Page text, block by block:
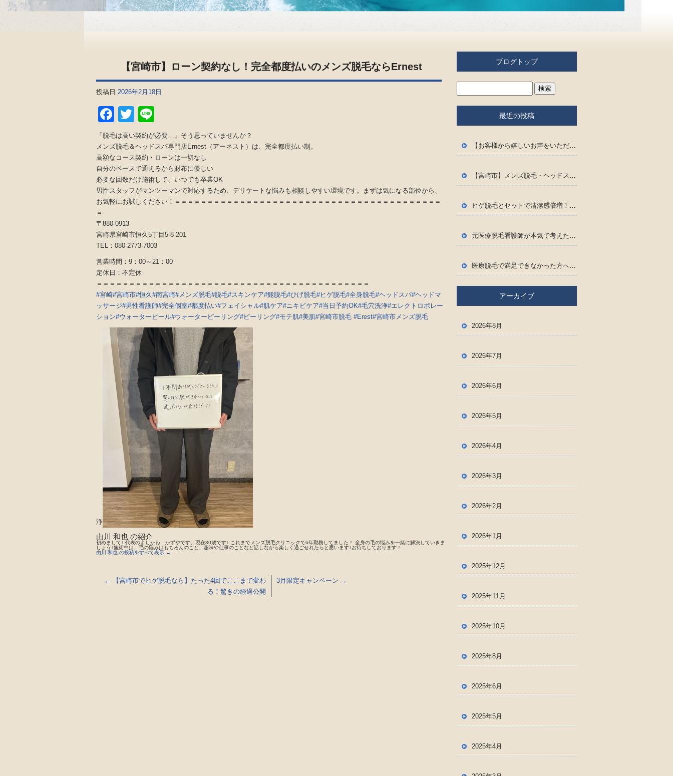
【宮崎市】ローン契約なし！完全都度払いのメンズ脱毛ならErnest
投稿日 2026年2月18日
Facebook
Twitter
「脱毛は高い契約が必要…」そう思っていませんか？
メンズ脱毛＆ヘッドスパ専門店Ernest（アーネスト）は、完全都度払い制。
高額なコース契約・ローンは一切なし
自分のペースで通えるから財布に優しい
必要な回数だけ施術して、いつでも卒業OK
男性スタッフがマンツーマンで対応するため、デリケートな悩みも相談しやすい環境です。まずは気になる部位から、
お気軽にお試しください！＝＝＝＝＝＝＝＝＝＝＝＝＝＝＝＝＝＝＝＝＝＝＝＝＝＝＝＝＝＝＝＝＝＝＝＝＝＝＝＝＝
＝
〒880-0913
宮崎県宮崎市恒久5丁目5-8-201
TEL：080-2773-7003
営業時間：9：00～21：00
定休日：不定休
＝＝＝＝＝＝＝＝＝＝＝＝＝＝＝＝＝＝＝＝＝＝＝＝＝＝＝＝＝＝＝＝＝＝＝＝＝＝＝＝＝＝
#宮崎#宮崎市#恒久 #南宮崎#メンズ脱毛#脱毛#スキンケア#髭脱毛#ひげ脱毛#ヒゲ脱毛#全身脱毛#ヘッドスパ#ヘッドマ
ッサージ#男性看護師#完全個室#都度払い#フェイシャル#肌ケア#ニキビケア#当日予約OK#毛穴洗浄#エレクトロポレー
ション#ウォーターピール#ウォーターピーリング#ピーリング#モテ肌#美肌#宮崎市脱毛 #Erest#宮崎市メンズ脱毛
浄
由川 和也 の紹介
初めまして♪ 代表のよしかわ かずやです。現在30歳です♪ これまでメンズ脱毛クリニックで6年勤務してました！ 全身の毛の悩みを一緒に解決していきま
しょう♪施術中は、毛の悩みはもちろんのこと、趣味や仕事のことなど話しながら楽しく過ごせれたらと思います♪お待ちしております！
由川 和也 の投稿をすべて表示 →
←
【宮崎市でヒゲ脱毛なら】たった4回でここまで変わ
る！驚きの経過公開
3月限定キャンペーン →
ブログトップ
最近の投稿
【お客様から嬉しいお声をいただきました
【宮崎市】メンズ脱毛・ヘッドスパ専門店Ernestが「高品質なのにリーズナブル」に提供できる3つの理由
ヒゲ脱毛とセットで清潔感倍増！「脱毛×毛穴洗浄」で男の肌磨き
元医療脱毛看護師が本気で考えた！メンズ脱毛＆ヘッドスパ専門店Ernest
医療脱毛で満足できなかった方へ。嬉しいお客様の声をご紹介！
アーカイブ
2026年8月
2026年7月
2026年6月
2026年5月
2026年4月
2026年3月
2026年2月
2026年1月
2025年12月
2025年11月
2025年10月
2025年8月
2025年6月
2025年5月
2025年4月